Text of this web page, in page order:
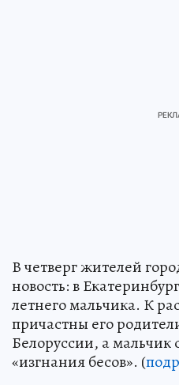
В четверг жителей
новость: в
летнего мальчика. К
причастны его
Белоруссии, а мальчик
«изгнания бесов». (